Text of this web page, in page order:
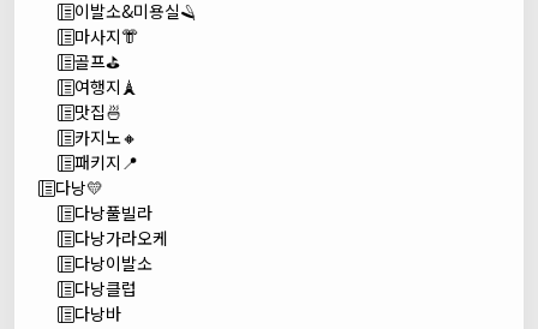
이발소&미용실🪒
마사지👘
골프⛳
여행지🗼
맛집🍜
카지노🔸
패키지📍
다낭💛
다낭풀빌라
다낭가라오케
다낭이발소
다낭클럽
다낭바